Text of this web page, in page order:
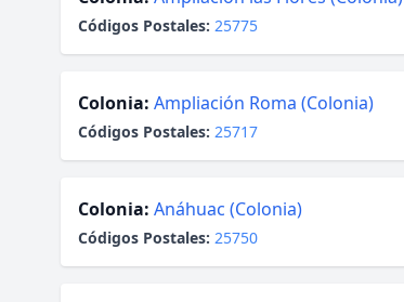
Códigos Postales: 25775
Colonia: Ampliación Roma (Colonia)
Códigos Postales: 25717
Colonia: Anáhuac (Colonia)
Códigos Postales: 25750